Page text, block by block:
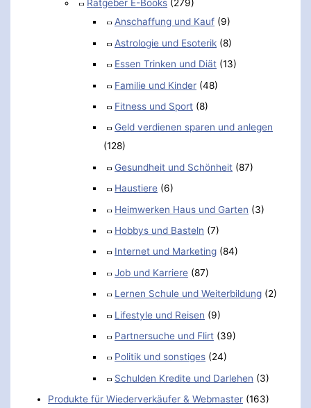
Ratgeber E-Books (279)
Anschaffung und Kauf (9)
Astrologie und Esoterik (8)
Essen Trinken und Diät (13)
Familie und Kinder (48)
Fitness und Sport (8)
Geld verdienen sparen und anlegen
(128)
Gesundheit und Schönheit (87)
Haustiere (6)
Heimwerken Haus und Garten (3)
Hobbys und Basteln (7)
Internet und Marketing (84)
Job und Karriere (87)
Lernen Schule und Weiterbildung (2)
Lifestyle und Reisen (9)
Partnersuche und Flirt (39)
Politik und sonstiges (24)
Schulden Kredite und Darlehen (3)
Produkte für Wiederverkäufer & Webmaster (163)